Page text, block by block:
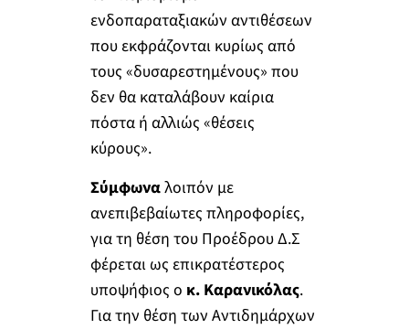
ενδοπαραταξιακών αντιθέσεων
που εκφράζονται κυρίως από
τους «δυσαρεστημένους» που
δεν θα καταλάβουν καίρια
πόστα ή αλλιώς «θέσεις
κύρους».
Σύμφωναλοιπόν με
ανεπιβεβαίωτες πληροφορίες,
για τη θέση του Προέδρου Δ.Σ
φέρεται ως επικρατέστερος
υποψήφιος ο κ. Καρανικόλας.
Για την θέση των Αντιδημάρχων